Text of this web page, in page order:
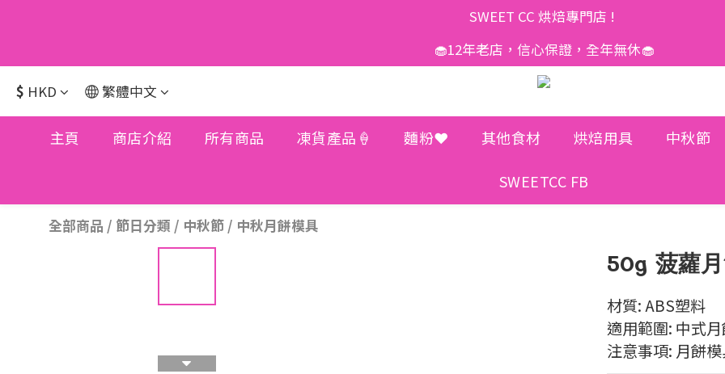
SWEET CC 烘焙專門店 !
🧁12年老店，信心保證，全年無休🧁
$ HKD 繁體中文
主頁 商店介紹 所有商品 凍貨產品🍦 麵粉❤️ 其他食材 烘焙用具 中秋節
SWEETCC FB
全部商品 / 節日分類 / 中秋節 / 中秋月餅模具
50g 菠蘿
材質: ABS塑料
適用範圍: 中式
注意事項: 月餅